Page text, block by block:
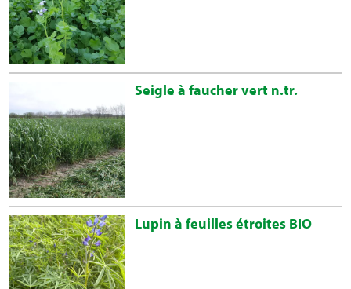
Seigle à faucher vert n.tr.
Lupin à feuilles étroites BIO